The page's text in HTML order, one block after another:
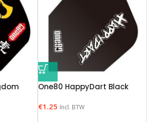
One80 HappyDart Black
€1.25 Incl. BTW